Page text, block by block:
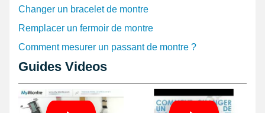
Changer un bracelet de montre
Remplacer un fermoir de montre
Comment mesurer un passant de montre ?
Guides Videos